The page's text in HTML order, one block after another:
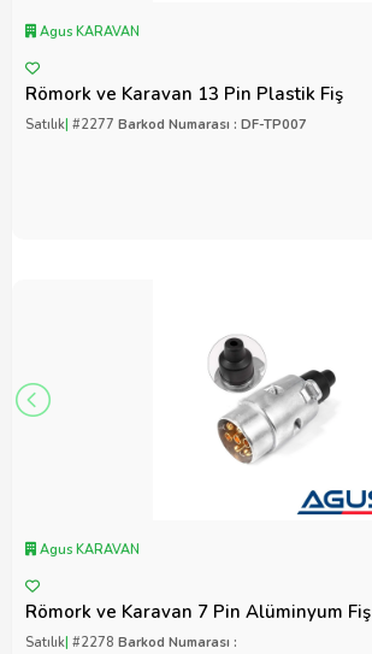
Agus KARAVAN
Römork ve Karavan 13 Pin Plastik Fiş
Satılık| #2277 Barkod Numarası : DF-TP007
Agus KARAVAN
Römork ve Karavan 7 Pin Alüminyum Fiş
Satılık| #2278 Barkod Numarası :